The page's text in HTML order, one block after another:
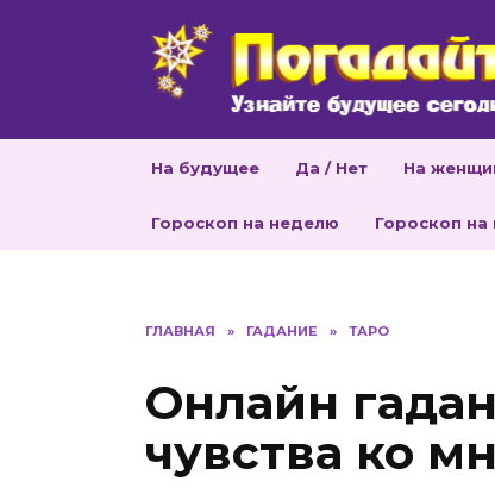
На будущее Да / Нет На
Гороскоп на неделю Гороскоп на
ГЛАВНАЯ » ГАДАНИЕ » ТАРО
Онлайн
чувства ко